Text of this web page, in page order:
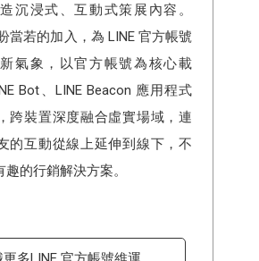
沉浸式、互動式策展內容。
當若的加入，為 LINE 官方帳號
氣象，以官方帳號為核心載
Bot、LINE Beacon 應用程式
跨裝置深度融合虛實場域，連
的互動從線上延伸到線下，不
的行銷解決方案。